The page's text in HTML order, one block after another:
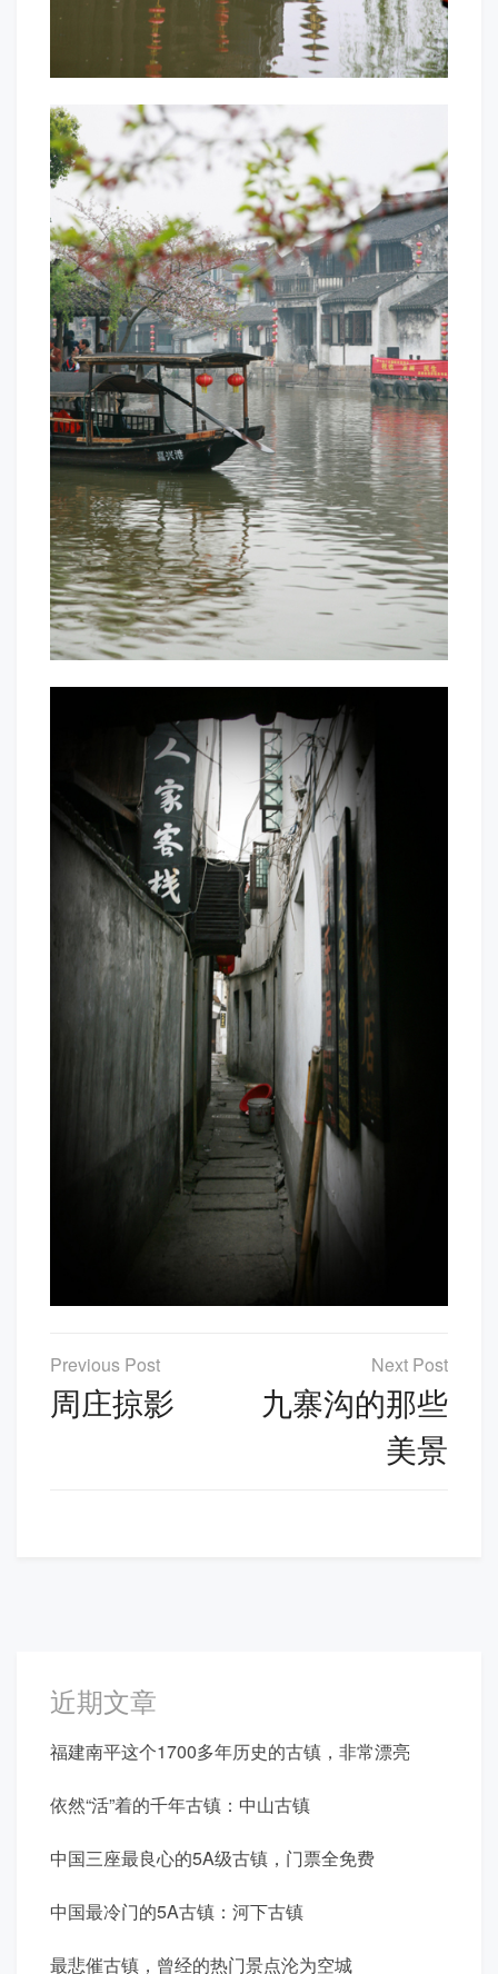
文
章
周庄掠影
九寨沟的那些
美景
近期文章
福建南平这个1700多年历史的古镇，非常漂亮
依然“活”着的千年古镇：中山古镇
中国三座最良心的5A级古镇，门票全免费
中国最冷门的5A古镇：河下古镇
最悲催古镇，曾经的热门景点沦为空城